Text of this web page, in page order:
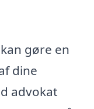
gøre en
dine
advokat